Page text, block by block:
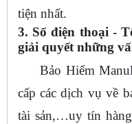
tiện nhất.
3. Số điện thoại -
giải quyết những
Bảo Hiểm
cấp các dịch vụ về
tài sản,…uy tín